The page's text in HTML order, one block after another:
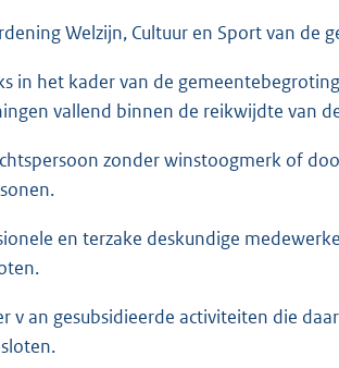
Welzijn, Cultuur en Sport van de
in het kader van de
vallend binnen de reikwijdte van
zonder winstoogmerk of
en terzake deskundige
v an gesubsidieerde activiteiten die